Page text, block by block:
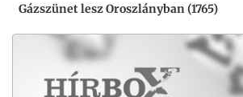
Gázszünet lesz Oroszlányban (1765)